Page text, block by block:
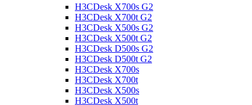
H3CDesk X700s G2
H3CDesk X700t G2
H3CDesk X500s G2
H3CDesk X500t G2
H3CDesk D500s G2
H3CDesk D500t G2
H3CDesk X700s
H3CDesk X700t
H3CDesk X500s
H3CDesk X500t